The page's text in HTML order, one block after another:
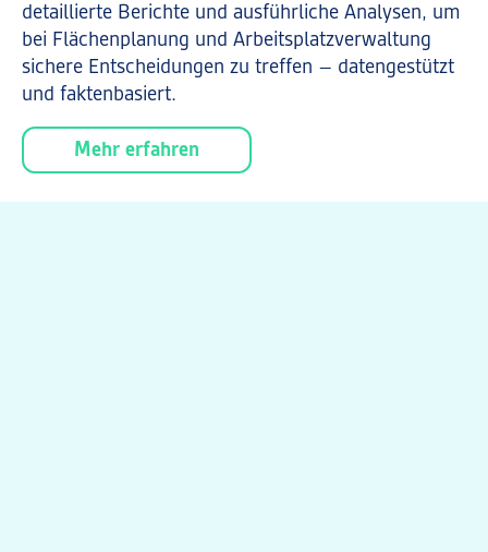
detaillierte Berichte und ausführliche Analysen, um
bei Flächenplanung und Arbeitsplatzverwaltung
sichere Entscheidungen zu treffen – datengestützt
und faktenbasiert.
Mehr erfahren